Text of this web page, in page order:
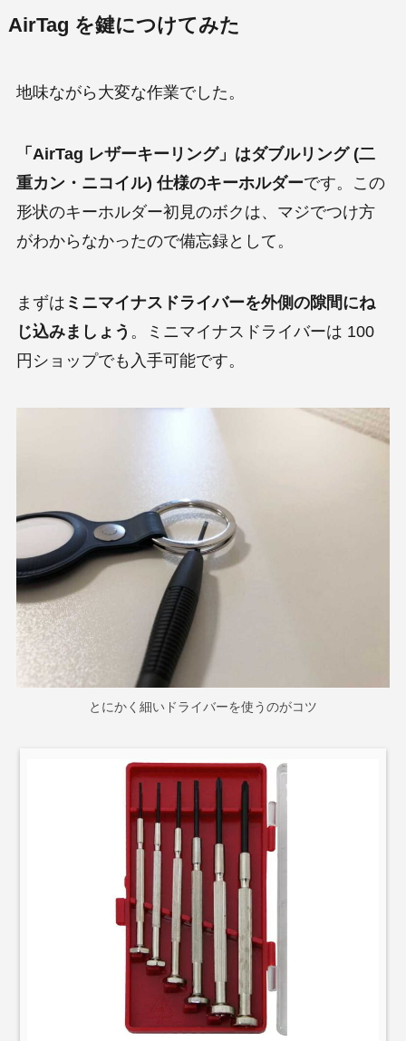
AirTag を鍵につけてみた
地味ながら大変な作業でした。
「AirTag レザーキーリング」はダブルリング (二
重カン・ニコイル) 仕様のキーホルダーです。この
形状のキーホルダー初見のボクは、マジでつけ方
がわからなかったので備忘録として。
まずは ミニマイナスドライバーを外側の隙間にね
じ込みましょう 。ミニマイナスドライバーは 100
円ショップでも入手可能です。
とにかく細いドライバーを使うのがコツ